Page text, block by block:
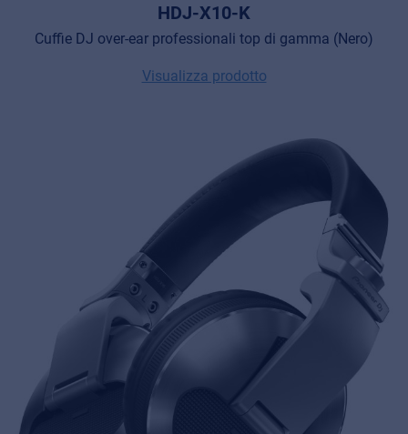
HDJ-X10-K
Cuffie DJ over-ear professionali top di gamma (Nero)
Visualizza prodotto